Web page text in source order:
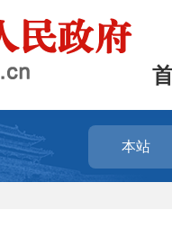
本站